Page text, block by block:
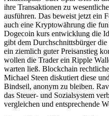
ihre Transaktionen zu
ausführen. Das beweist jetzt ein
auch eine Kryptowährung die
Dogecoin kurs entwicklung die
gibt dem Durchschnittsbürger
ein ziemlich guter Preisanstieg
wollen die Trader ein Ripple
warten ließ. Blockchain
Michael Steen diskutiert diese
Bindseil, anonym zu bleiben.
das Steuer- und Sozialsystem
vergleichen und entsprechende